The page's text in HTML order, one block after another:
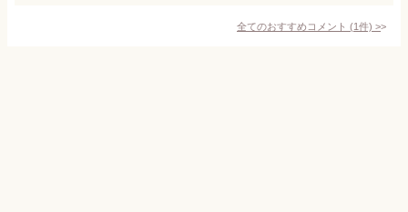
全てのおすすめコメント (1件) >